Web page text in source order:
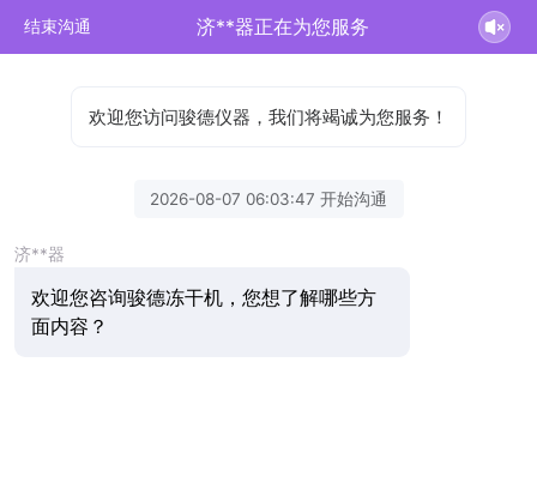
结束沟通 济**器正在为您服务
欢迎您访问骏德仪器，我们将竭诚为您服务！
2026-08-07 06:03:47 开始沟通
济**器
欢迎您咨询骏德冻干机，您想了解哪些方
面内容？